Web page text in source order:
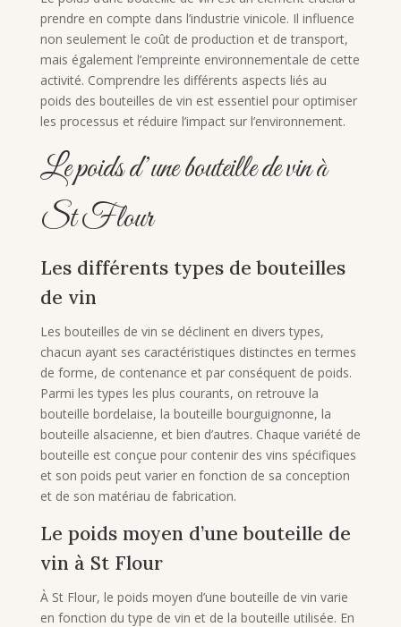
prendre en compte dans l’industrie vinicole. Il influence
non seulement le coût de production et de transport,
mais également l’empreinte environnementale de cette
activité. Comprendre les différents aspects liés au
poids des bouteilles de vin est essentiel pour optimiser
les processus et réduire l’impact sur l’environnement.
Le poids d’une bouteille de vin à
St Flour
Les différents types de bouteilles
de vin
Les bouteilles de vin se déclinent en divers types,
chacun ayant ses caractéristiques distinctes en termes
de forme, de contenance et par conséquent de poids.
Parmi les types les plus courants, on retrouve la
bouteille bordelaise, la bouteille bourguignonne, la
bouteille alsacienne, et bien d’autres. Chaque variété de
bouteille est conçue pour contenir des vins spécifiques
et son poids peut varier en fonction de sa conception
et de son matériau de fabrication.
Le poids moyen d’une bouteille de
vin à St Flour
À St Flour, le poids moyen d’une bouteille de vin varie
en fonction du type de vin et de la bouteille utilisée. En